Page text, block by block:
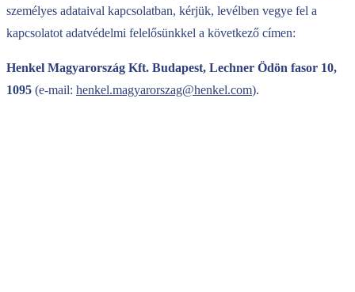
személyes adataival kapcsolatban, kérjük, levélben vegye fel a
kapcsolatot adatvédelmi felelősünkkel a következő címen:
Henkel Magyarország Kft. Budapest, Lechner Ödön fasor 10,
1095 (e-mail: henkel.magyarorszag@henkel.com).